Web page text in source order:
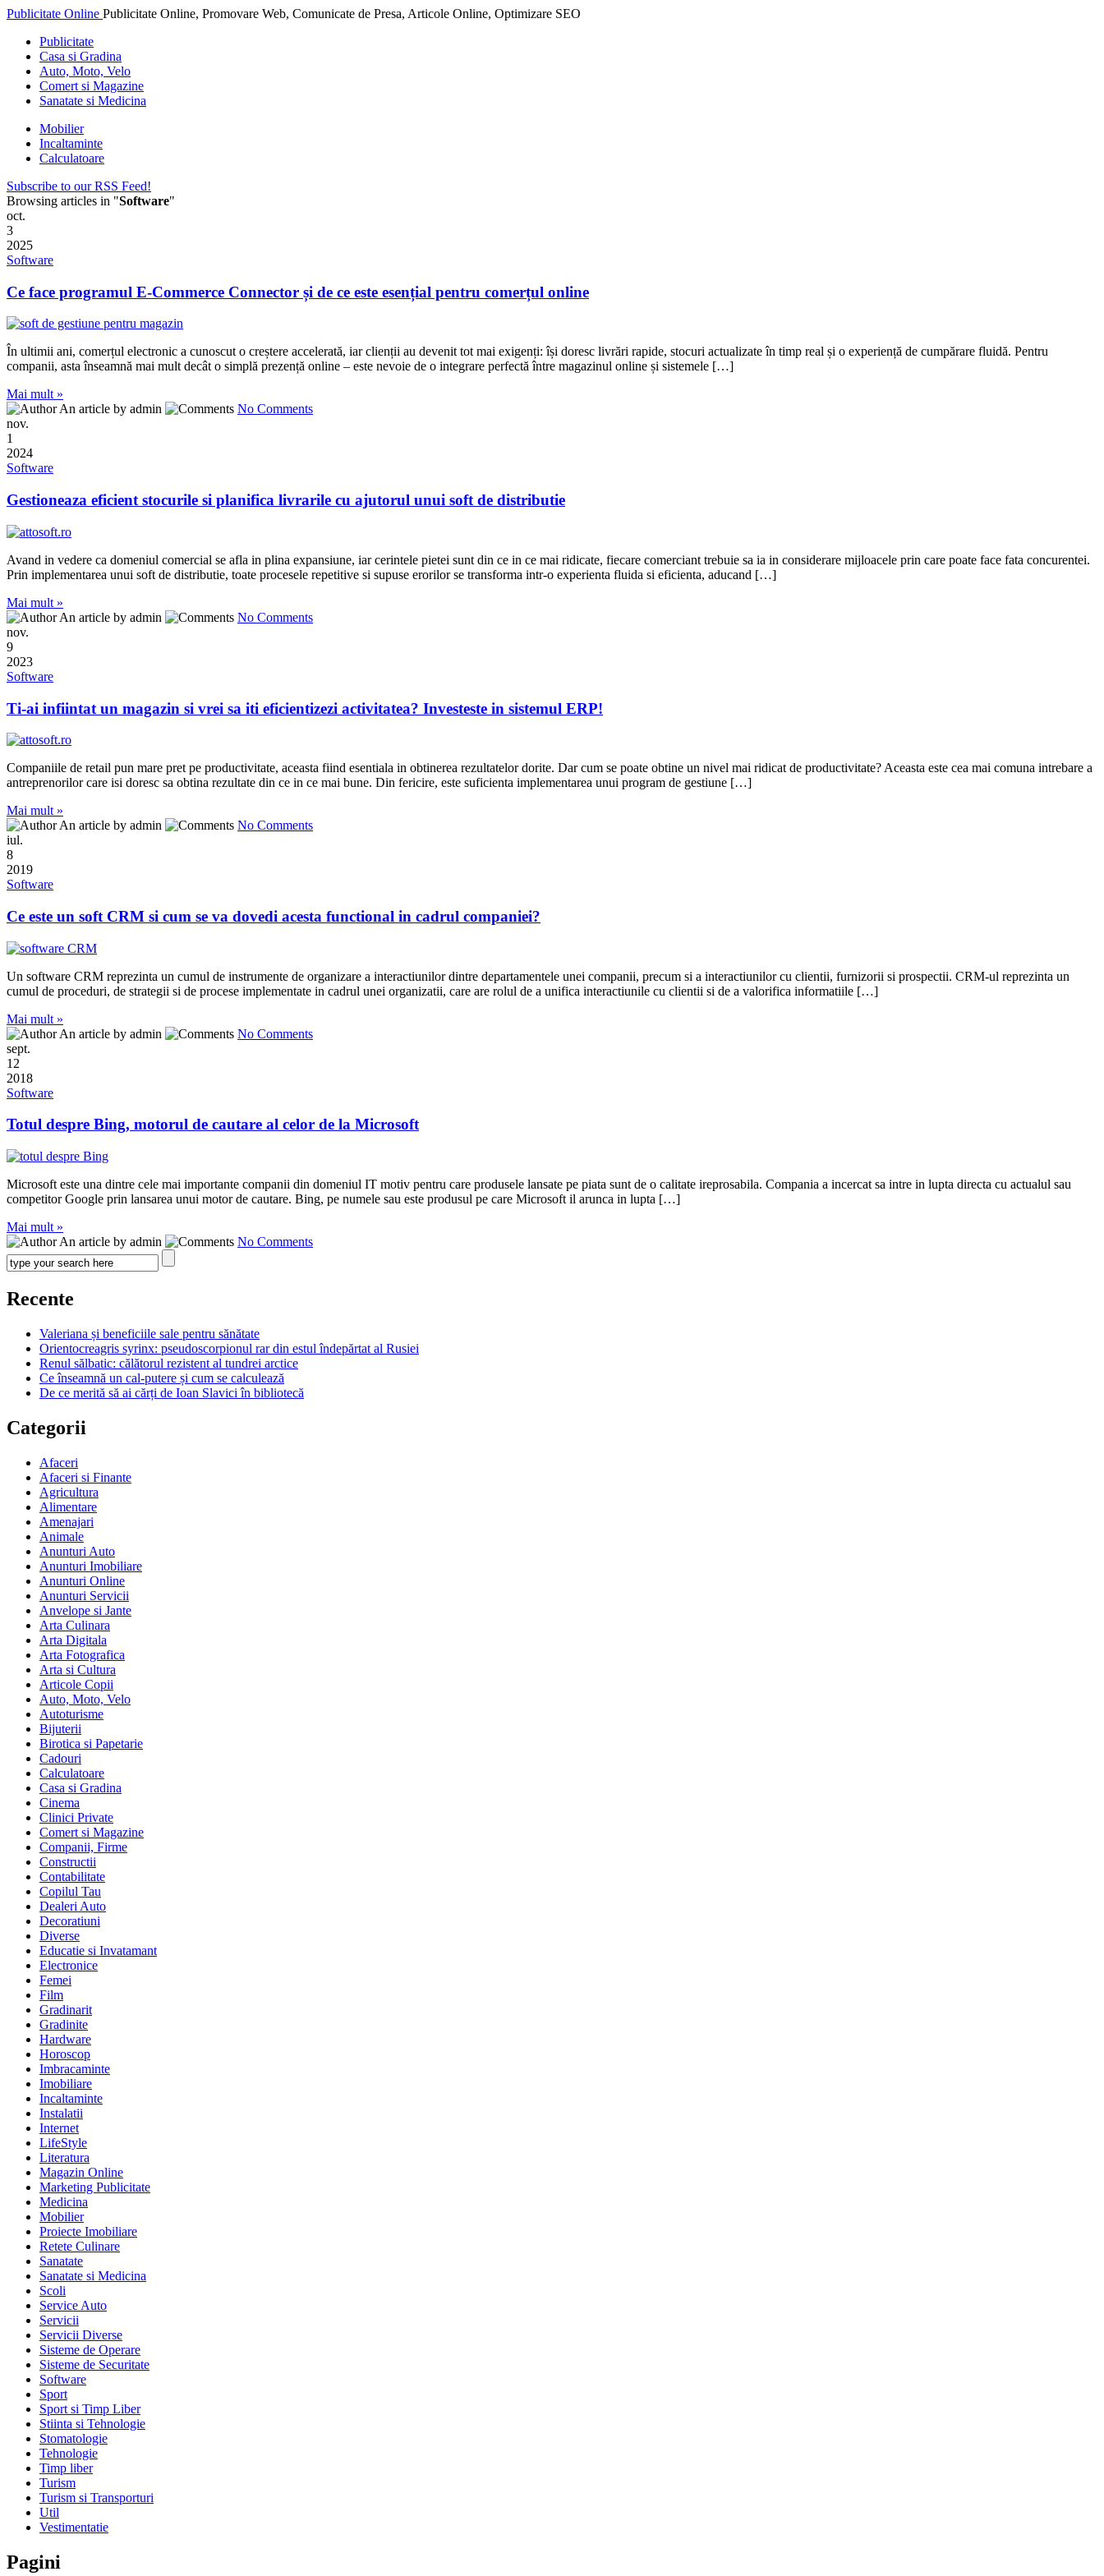
Publicitate Online Publicitate Online, Promovare Web, Comunicate de Presa, Articole Online, Optimizare SEO
Publicitate
Casa si Gradina
Auto, Moto, Velo
Comert si Magazine
Sanatate si Medicina
Mobilier
Incaltaminte
Calculatoare
Subscribe to our RSS Feed!
Browsing articles in "Software"
oct.
3
2025
Software
Ce face programul E-Commerce Connector și de ce este esențial pentru comerțul online
În ultimii ani, comerțul electronic a cunoscut o creștere accelerată, iar clienții au devenit tot mai exigenți: își doresc livrări rapide, stocuri actualizate în timp real și o experiență de cumpărare fluidă. Pentru
companii, asta înseamnă mai mult decât o simplă prezență online – este nevoie de o integrare perfectă între magazinul online și sistemele […]
Mai mult »
An article by admin
No Comments
nov.
1
2024
Software
Gestioneaza eficient stocurile si planifica livrarile cu ajutorul unui soft de distributie
Avand in vedere ca domeniul comercial se afla in plina expansiune, iar cerintele pietei sunt din ce in ce mai ridicate, fiecare comerciant trebuie sa ia in considerare mijloacele prin care poate face fata concurentei.
Prin implementarea unui soft de distributie, toate procesele repetitive si supuse erorilor se transforma intr-o experienta fluida si eficienta, aducand […]
Mai mult »
An article by admin
No Comments
nov.
9
2023
Software
Ti-ai infiintat un magazin si vrei sa iti eficientizezi activitatea? Investeste in sistemul ERP!
Companiile de retail pun mare pret pe productivitate, aceasta fiind esentiala in obtinerea rezultatelor dorite. Dar cum se poate obtine un nivel mai ridicat de productivitate? Aceasta este cea mai comuna intrebare a
antreprenorilor care isi doresc sa obtina rezultate din ce in ce mai bune. Din fericire, este suficienta implementarea unui program de gestiune […]
Mai mult »
An article by admin
No Comments
iul.
8
2019
Software
Ce este un soft CRM si cum se va dovedi acesta functional in cadrul companiei?
Un software CRM reprezinta un cumul de instrumente de organizare a interactiunilor dintre departamentele unei companii, precum si a interactiunilor cu clientii, furnizorii si prospectii. CRM-ul reprezinta un
cumul de proceduri, de strategii si de procese implementate in cadrul unei organizatii, care are rolul de a unifica interactiunile cu clientii si de a valorifica informatiile […]
Mai mult »
An article by admin
No Comments
sept.
12
2018
Software
Totul despre Bing, motorul de cautare al celor de la Microsoft
Microsoft este una dintre cele mai importante companii din domeniul IT motiv pentru care produsele lansate pe piata sunt de o calitate ireprosabila. Compania a incercat sa intre in lupta directa cu actualul sau
competitor Google prin lansarea unui motor de cautare. Bing, pe numele sau este produsul pe care Microsoft il arunca in lupta […]
Mai mult »
An article by admin
No Comments
Recente
Valeriana și beneficiile sale pentru sănătate
Orientocreagris syrinx: pseudoscorpionul rar din estul îndepărtat al Rusiei
Renul sălbatic: călătorul rezistent al tundrei arctice
Ce înseamnă un cal-putere și cum se calculează
De ce merită să ai cărți de Ioan Slavici în bibliotecă
Categorii
Afaceri
Afaceri si Finante
Agricultura
Alimentare
Amenajari
Animale
Anunturi Auto
Anunturi Imobiliare
Anunturi Online
Anunturi Servicii
Anvelope si Jante
Arta Culinara
Arta Digitala
Arta Fotografica
Arta si Cultura
Articole Copii
Auto, Moto, Velo
Autoturisme
Bijuterii
Birotica si Papetarie
Cadouri
Calculatoare
Casa si Gradina
Cinema
Clinici Private
Comert si Magazine
Companii, Firme
Constructii
Contabilitate
Copilul Tau
Dealeri Auto
Decoratiuni
Diverse
Educatie si Invatamant
Electronice
Femei
Film
Gradinarit
Gradinite
Hardware
Horoscop
Imbracaminte
Imobiliare
Incaltaminte
Instalatii
Internet
LifeStyle
Literatura
Magazin Online
Marketing Publicitate
Medicina
Mobilier
Proiecte Imobiliare
Retete Culinare
Sanatate
Sanatate si Medicina
Scoli
Service Auto
Servicii
Servicii Diverse
Sisteme de Operare
Sisteme de Securitate
Software
Sport
Sport si Timp Liber
Stiinta si Tehnologie
Stomatologie
Tehnologie
Timp liber
Turism
Turism si Transporturi
Util
Vestimentatie
Pagini